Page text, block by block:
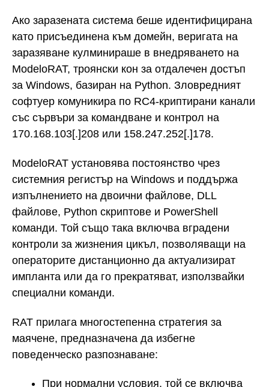
Ако заразената система беше идентифицирана
като присъединена към домейн, веригата на
заразяване кулминираше в внедряването на
ModeloRAT, троянски кон за отдалечен достъп
за Windows, базиран на Python. Зловредният
софтуер комуникира по RC4-криптирани канали
със сървъри за командване и контрол на
170.168.103[.]208 или 158.247.252[.]178.
ModeloRAT установява постоянство чрез
системния регистър на Windows и поддържа
изпълнението на двоични файлове, DLL
файлове, Python скриптове и PowerShell
команди. Той също така включва вградени
контроли за жизнения цикъл, позволяващи на
операторите дистанционно да актуализират
импланта или да го прекратяват, използвайки
специални команди.
RAT прилага многостепенна стратегия за
маячене, предназначена да избегне
поведенческо разпознаване:
При нормални условия, той се включва